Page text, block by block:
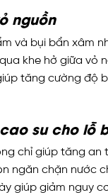
nguồn
và bụi bẩn xâm
khe hở giữa vỏ
tăng cường độ
su cho lỗ
chỉ giúp tăng
ngăn chặn nước
giúp giảm nguy